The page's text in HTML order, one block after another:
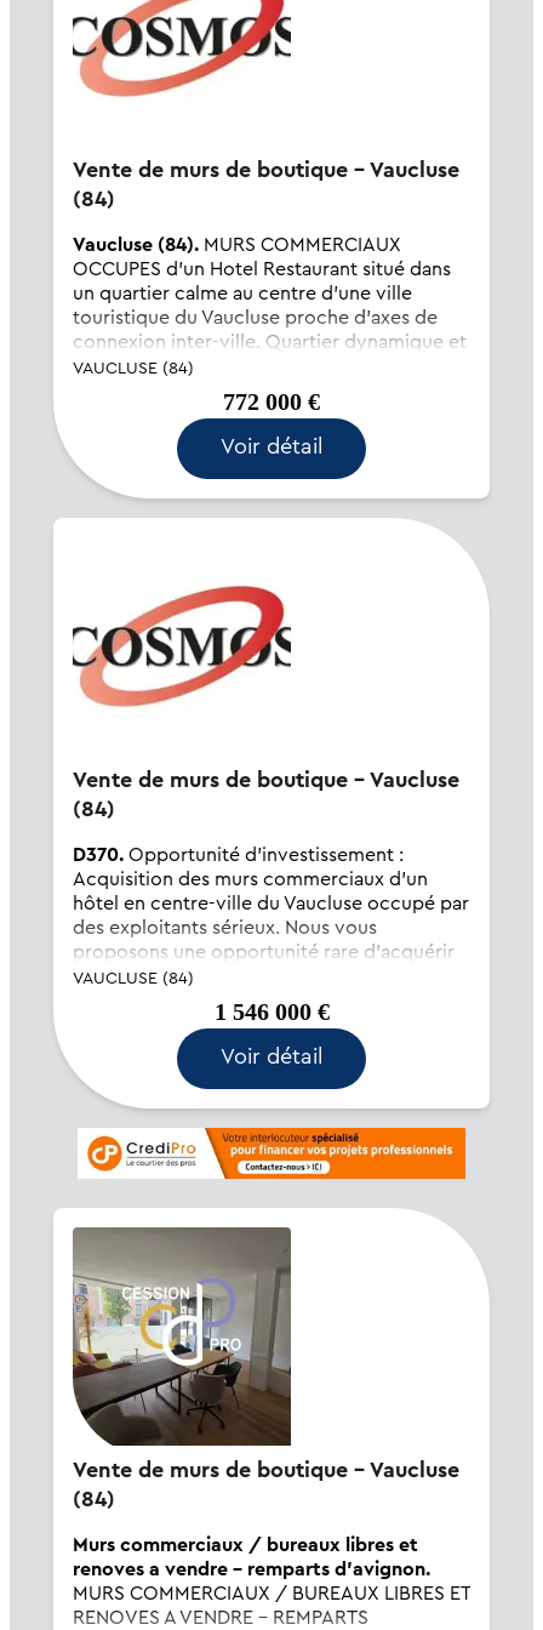
Vente de murs de boutique - Vaucluse
(84)
Vaucluse (84).MURS COMMERCIAUX
OCCUPES d'un Hotel Restaurant situé dans
un quartier calme au centre d'une ville
touristique du Vaucluse proche d'axes de
connexion inter-ville. Quartier dynamique et
refait à neuf. Belle demeure Provençale au
charme d'antan et au c...
VAUCLUSE (84)
772 000 €
Voir détail
Vente de murs de boutique - Vaucluse
(84)
D370.Opportunité d'investissement :
Acquisition des murs commerciaux d'un
hôtel en centre-ville du Vaucluse occupé par
des exploitants sérieux. Nous vous
proposons une opportunité rare d'acquérir
les murs commerciaux d'un hôtel idéalement
VAUCLUSE (84)
1 546 000 €
Voir détail
Vente de murs de boutique - Vaucluse
(84)
Murs commerciaux / bureaux libres et
renoves a vendre - remparts d'avignon.
MURS COMMERCIAUX / BUREAUX LIBRES ET
RENOVES A VENDRE - REMPARTS